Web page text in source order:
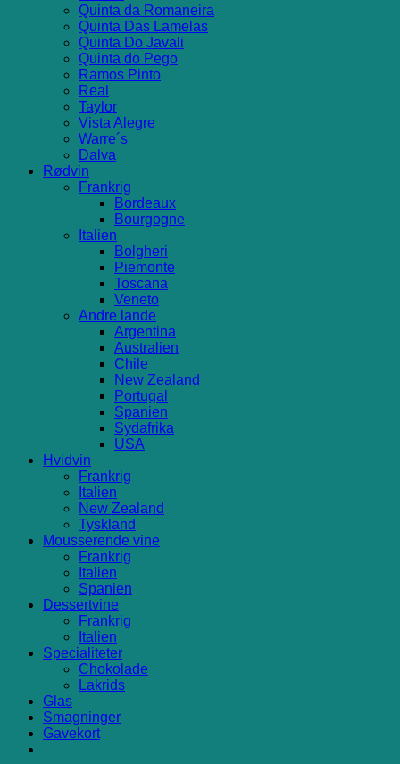
Quinta da Romaneira
Quinta Das Lamelas
Quinta Do Javali
Quinta do Pego
Ramos Pinto
Real
Taylor
Vista Alegre
Warre´s
Dalva
Rødvin
Frankrig
Bordeaux
Bourgogne
Italien
Bolgheri
Piemonte
Toscana
Veneto
Andre lande
Argentina
Australien
Chile
New Zealand
Portugal
Spanien
Sydafrika
USA
Hvidvin
Frankrig
Italien
New Zealand
Tyskland
Mousserende vine
Frankrig
Italien
Spanien
Dessertvine
Frankrig
Italien
Specialiteter
Chokolade
Lakrids
Glas
Smagninger
Gavekort